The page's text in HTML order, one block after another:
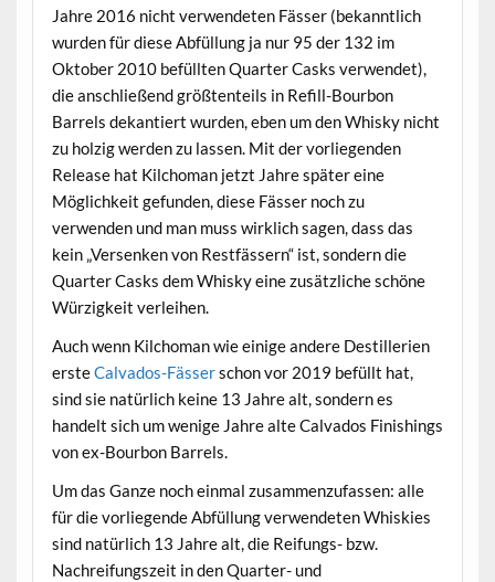
Jahre 2016 nicht verwendeten Fässer (bekanntlich
wurden für diese Abfüllung ja nur 95 der 132 im
Oktober 2010 befüllten Quarter Casks verwendet),
die anschließend größtenteils in Refill-Bourbon
Barrels dekantiert wurden, eben um den Whisky nicht
zu holzig werden zu lassen. Mit der vorliegenden
Release hat Kilchoman jetzt Jahre später eine
Möglichkeit gefunden, diese Fässer noch zu
verwenden und man muss wirklich sagen, dass das
kein „Versenken von Restfässern“ ist, sondern die
Quarter Casks dem Whisky eine zusätzliche schöne
Würzigkeit verleihen.
Auch wenn Kilchoman wie einige andere Destillerien
ersteCalvados-Fässerschon vor 2019 befüllt hat,
sind sie natürlich keine 13 Jahre alt, sondern es
handelt sich um wenige Jahre alte Calvados Finishings
von ex-Bourbon Barrels.
Um das Ganze noch einmal zusammenzufassen: alle
für die vorliegende Abfüllung verwendeten Whiskies
sind natürlich 13 Jahre alt, die Reifungs- bzw.
Nachreifungszeit in den Quarter- und